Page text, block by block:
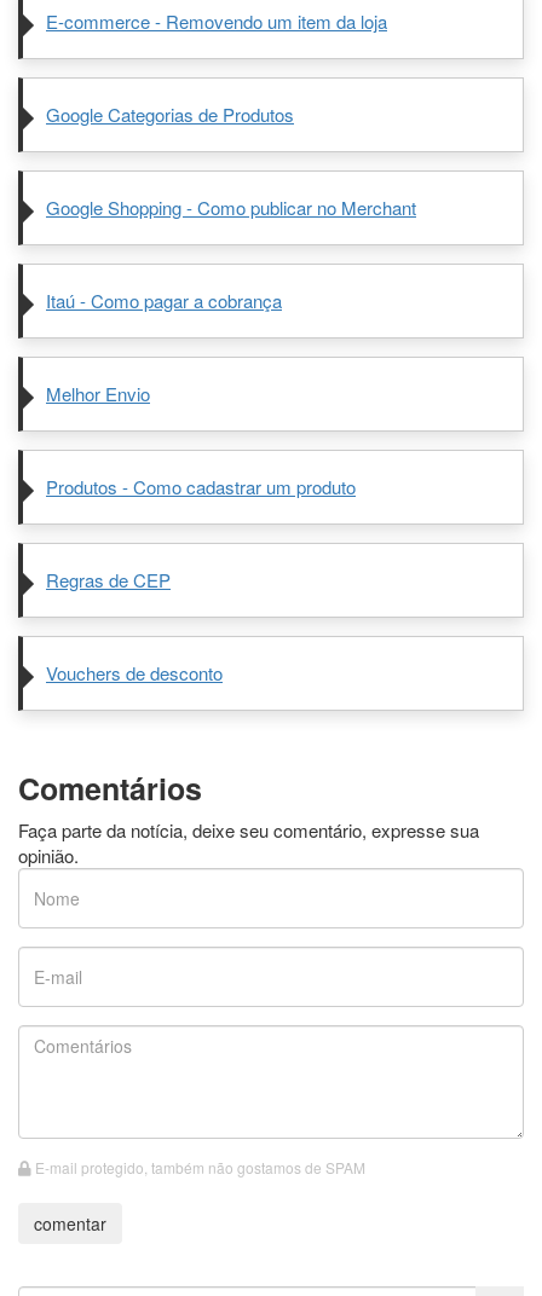
E-commerce - Removendo um item da loja
Google Categorias de Produtos
Google Shopping - Como publicar no Merchant
Itaú - Como pagar a cobrança
Melhor Envio
Produtos - Como cadastrar um produto
Regras de CEP
Vouchers de desconto
Comentários
Faça parte da notícia, deixe seu comentário, expresse sua
opinião.
E-mail protegido, também não gostamos de SPAM